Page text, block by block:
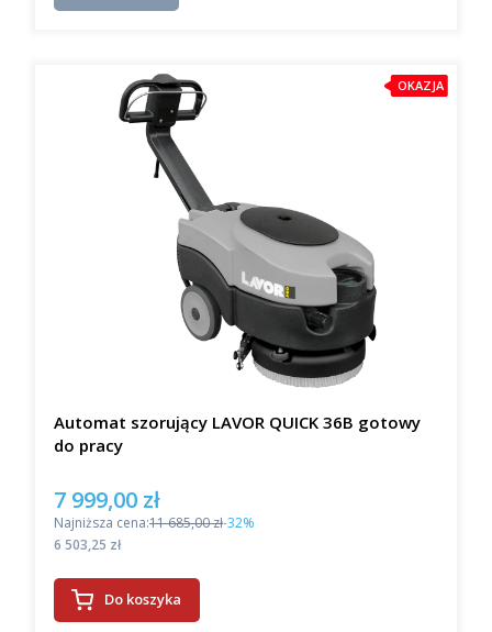
OKAZJA
Automat szorujący LAVOR QUICK 36B gotowy
do pracy
Cena promocyjna
7 999,00 zł
Najniższa cena:11 685,00 zł-32%
Cena
6 503,25 zł
Do koszyka